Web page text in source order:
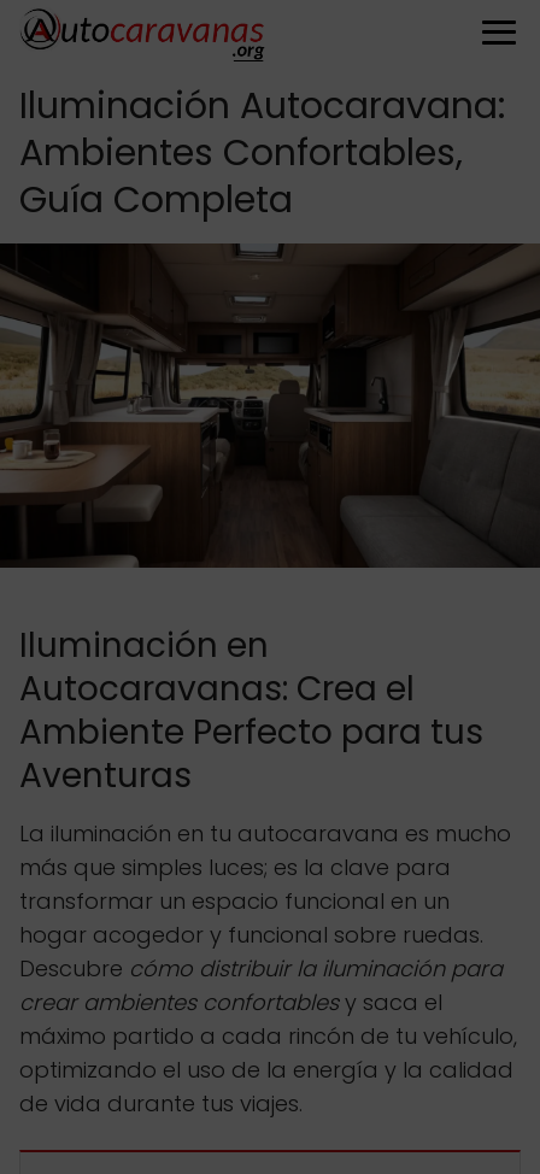
Iluminación Autocaravana:
Ambientes Confortables,
Guía Completa
Iluminación en
Autocaravanas: Crea el
Ambiente Perfecto para tus
Aventuras
La iluminación en tu autocaravana es mucho
más que simples luces; es la clave para
transformar un espacio funcional en un
hogar acogedor y funcional sobre ruedas.
Descubre cómo distribuir la iluminación para
crear ambientes confortablesy saca el
máximo partido a cada rincón de tu vehículo,
optimizando el uso de la energía y la calidad
de vida durante tus viajes.